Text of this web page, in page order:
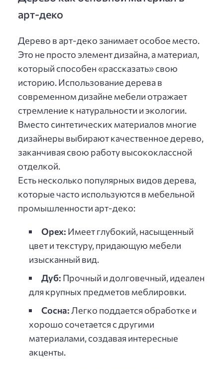
арт-деко
Дерево в арт-деко занимает особое место.
Это не просто элемент дизайна, а материал,
который способен «рассказать» свою
историю. Использование дерева в
современном дизайне мебели отражает
стремление к натуральности и экологии.
Вместо синтетических материалов многие
дизайнеры выбирают качественное дерево,
заканчивая свою работу высококлассной
отделкой.
Есть несколько популярных видов дерева,
которые часто используются в мебельной
промышленности арт-деко:
Орех: Имеет глубокий, насыщенный
цвет и текстуру, придающую мебели
изысканный вид.
Дуб: Прочный и долговечный, идеален
для крупных предметов меблировки.
Сосна:Легко поддается обработке и
хорошо сочетается с другими
материалами, создавая интересные
акценты.